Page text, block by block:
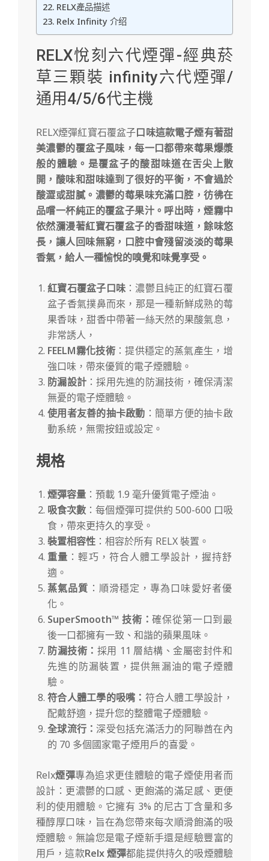
RELX產品描述
Relx Infinity 介绍
RELX悅刻六代煙彈-經典菸
草三顆裝 infinity六代煙彈/
通用4/5/6代主機
RELX煙彈紅寶石覆盆子口味這款電子煙有著甜
美濃鬱的覆盆子風味，每一口都帶來莓果爆漿
般的體驗。是覆盆子的酸甜味道在舌尖上散
開，酸味和甜味達到了很好的平衡，不會過於
酸澀或甜膩。濃鬱的莓果味充滿口腔，彷彿在
品嚐一杯純正的覆盆子果汁。呼出時，煙霧中
依然瀰漫著紅寶石覆盆子的香甜味道，餘味悠
長，讓人回味無窮，口腔中會殘留淡淡的莓果
香氣，給人一種愉悅的嗅覺和味覺享受。
紅寶石覆盆子口味 ：濃鬱且純正的紅寶石覆
盆子香氣撲鼻而來，那是一種新鮮成熟的莓
果香味，甜香中帶著一絲天然的果酸氣息，
非常誘人，
FEELM霧化技術：提供穩定的蒸氣產生，增
強口味，帶來優質的電子煙體驗。
防漏設計 ：採用先進的防漏技術，確保清潔
無憂的電子煙體驗。
使用者友善的抽卡啟動 ：簡單方便的抽卡啟
動系統，無需按鈕或設定。
規格
煙彈容量 ：預載 1.9 毫升優質電子煙油。
吸食次數 ：每個煙彈可提供約 500-600 口吸
食，帶來更持久的享受。
裝置相容性 ：相容於所有 RELX 裝置。
重量 ：輕巧，符合人體工學設計，握持舒
適。
蒸氣品質 ：順滑穩定，專為口味愛好者優
化。
SuperSmooth™ 技術：確保從第一口到最
後一口都擁有一致、和諧的蘋果風味。
防漏技術： 採用 11 層結構、金屬密封件和
先進的防漏裝置，提供無漏油的電子煙體
驗。
符合人體工學的吸嘴： 符合人體工學設計，
配戴舒適，提升您的整體電子煙體驗。
全球流行：深受包括充滿活力的阿聯酋在內
的 70 多個國家電子煙用戶的喜愛。
Relx煙彈專為追求更佳體驗的電子煙使用者而
設計：更濃鬱的口感、更飽滿的滿足感、更便
利的使用體驗。它擁有 3% 的尼古丁含量和多
種醇厚口味，旨在為您帶來每次順滑飽滿的吸
煙體驗。無論您是電子煙新手還是經驗豐富的
用戶，這款Relx 煙彈都能提供持久的吸煙體驗